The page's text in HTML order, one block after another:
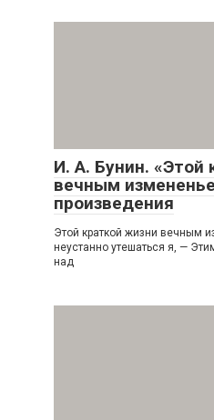
И. А. Бунин. «Этой
вечным
произведения
Этой краткой жизни вечным
неустанно утешаться я, —
над